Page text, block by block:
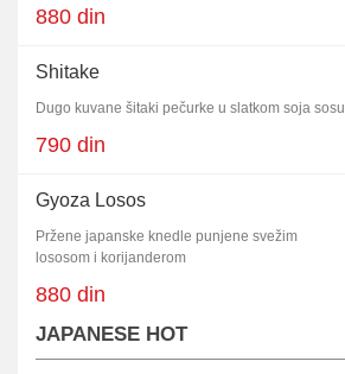
880 din
Shitake
Dugo kuvane šitaki pečurke u slatkom soja sosu
790 din
Gyoza Losos
Pržene japanske knedle punjene svežim
lososom i korijanderom
880 din
JAPANESE HOT